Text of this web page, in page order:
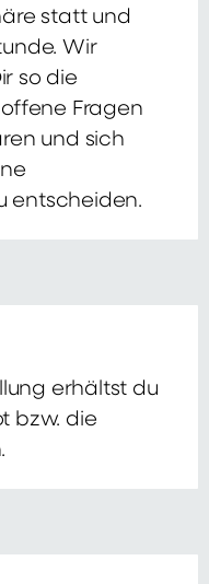
statt und
Wir
so die
Fragen
und sich
entscheiden.
erhältst du
bzw. die